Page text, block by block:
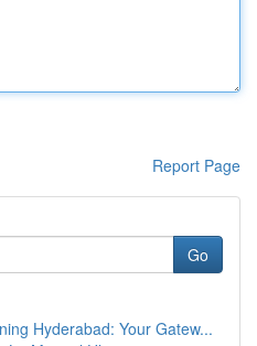
Report Page
Go
Hyderabad: Your Gatew...